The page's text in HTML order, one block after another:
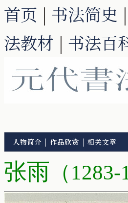
首页 | 书法简史 |
法教材 | 书法百
人物简介 | 作品欣赏 | 相关文章
张雨 （1283-